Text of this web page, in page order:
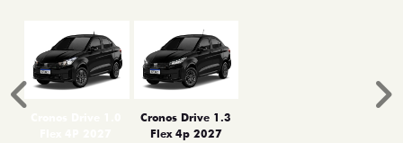
Cronos Drive 1.3
Flex 4p 2027
Anterior